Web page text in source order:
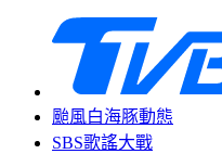
颱風白海豚動態
SBS歌謠大戰